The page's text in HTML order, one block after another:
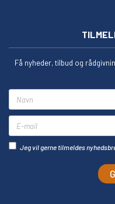
Få nyheder, tilbud og
Jeg vil gerne tilmeldes